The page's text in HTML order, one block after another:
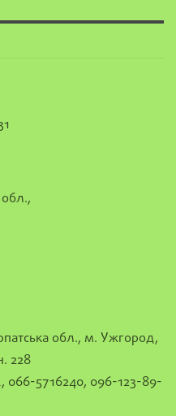
обл., м. Ужгород,
228
066-5716240, 096-123-89-